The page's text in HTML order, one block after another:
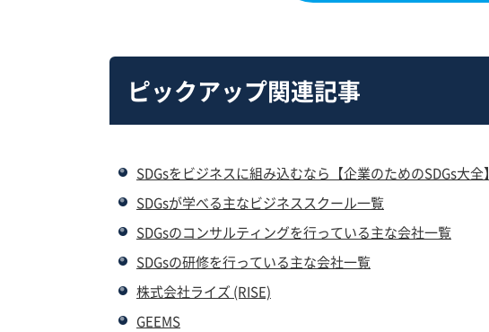
ピックアップ関連記事
SDGsをビジネスに組み込むなら【企業のためのSDGs大全】
SDGsが学べる主なビジネススクール一覧
SDGsのコンサルティングを行っている主な会社一覧
SDGsの研修を行っている主な会社一覧
株式会社ライズ (RISE)
GEEMS